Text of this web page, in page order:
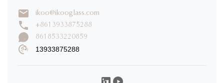
ikoo@ikooglass.com
+8613933875288
8618533220859
13933875288